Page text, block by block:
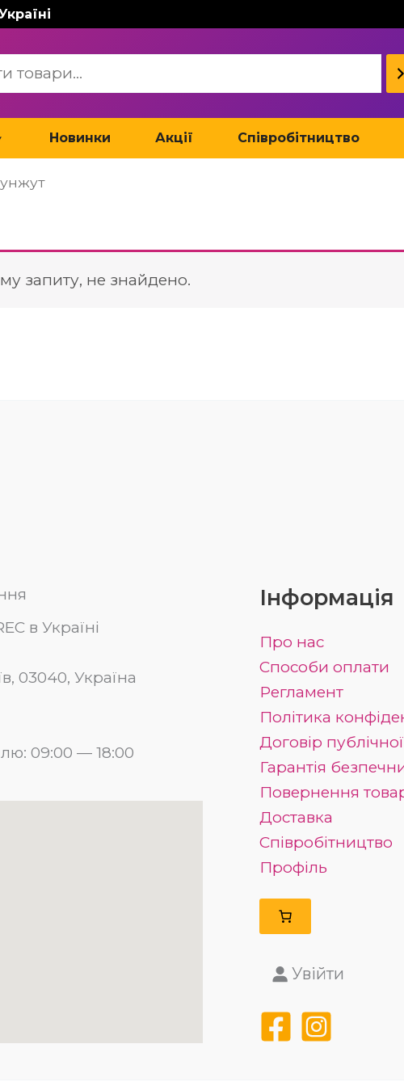
Новинки Акції Співробітництво
запиту, не знайдено.
в Україні
03040, Україна
09:00 — 18:00
Інформація
Про нас
Способи оплати
Регламент
Політика
Договір
Гарантія
Повернення
Доставка
Співробітництво
Профіль
Увійти